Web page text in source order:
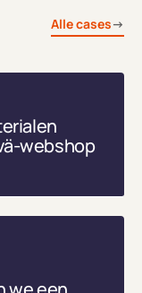
Alle cases→
webshop